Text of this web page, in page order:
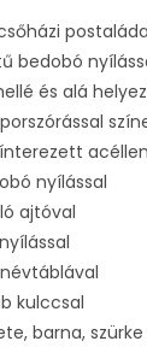
postaláda
bedobó
és alá
nyílással
ajtóval
kulccsal
barna,